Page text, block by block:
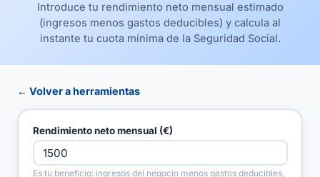
Introduce tu rendimiento neto mensual estimado
(ingresos menos gastos deducibles) y calcula al
instante tu cuota mínima de la Seguridad Social.
← Volver a herramientas
Rendimiento neto mensual (€)
Es tu beneficio: ingresos del negocio menos gastos deducibles,